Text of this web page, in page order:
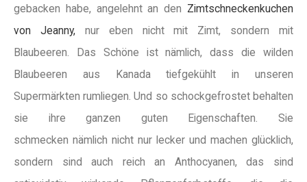
gebacken habe, angelehnt an den Zimtschneckenkuchen
von Jeanny,nur eben nicht mit Zimt, sondern mit
Blaubeeren. Das Schöne ist nämlich, dass die wilden
Blaubeeren aus Kanada tiefgekühlt in unseren
Supermärkten rumliegen. Und so schockgefrostet behalten
sie ihre ganzen guten Eigenschaften. Sie
schmecken nämlich nicht nur lecker und machen glücklich,
sondern sind auch reich an Anthocyanen, das sind